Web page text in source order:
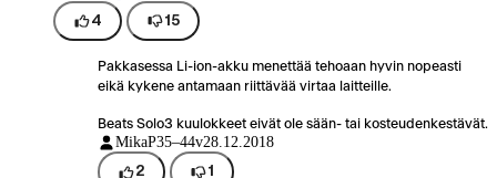
4 15
Pakkasessa Li-ion-akku menettää tehoaan hyvin nopeasti
eikä kykene antamaan riittävää virtaa laitteille.
Beats Solo3 kuulokkeet eivät ole sään- tai kosteudenkestävät.
MikaP35–44v28.12.2018
2 1